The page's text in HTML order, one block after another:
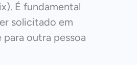
É fundamental
solicitado em
outra pessoa